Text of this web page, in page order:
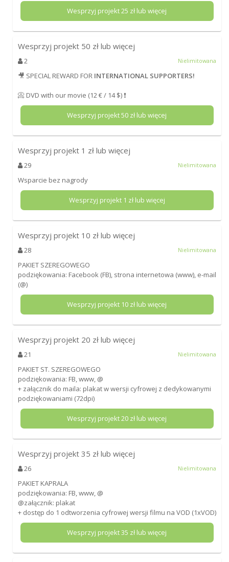
Wesprzyj projekt25 zł lub więcej
Wesprzyj projekt 50 zł lub więcej
2 Nielimitowana
🎥 SPECIAL REWARD FOR INTERNATIONAL SUPPORTERS!
📀 DVD with our movie (12 € / 14 $) ❗
Wesprzyj projekt50 zł lub więcej
Wesprzyj projekt 1 zł lub więcej
29 Nielimitowana
Wsparcie bez nagrody
Wesprzyj projekt 1 zł lub więcej
Wesprzyj projekt 10 zł lub więcej
28 Nielimitowana
PAKIET SZEREGOWEGO
podziękowania: Facebook (FB), strona internetowa (www), e-mail
(@)
Wesprzyj projekt 10 zł lub więcej
Wesprzyj projekt 20 zł lub więcej
21 Nielimitowana
PAKIET ST. SZEREGOWEGO
podziękowania: FB, www, @
+ załącznik do maila: plakat w wersji cyfrowej z dedykowanymi
podziękowaniami (72dpi)
Wesprzyj projekt20 zł lub więcej
Wesprzyj projekt 35 zł lub więcej
26 Nielimitowana
PAKIET KAPRALA
podziękowania: FB, www, @
@załącznik: plakat
+ dostęp do 1 odtworzenia cyfrowej wersji filmu na VOD (1xVOD)
Wesprzyj projekt35 zł lub więcej